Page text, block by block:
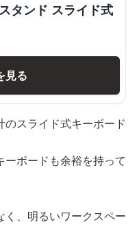
タンド スライド式
見る
スライド式キーボード
ボードも余裕を持って
く、明るいワークスペー